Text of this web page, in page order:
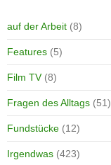
auf der Arbeit (8)
Features (5)
Film TV(8)
Fragen des Alltags (51)
Fundstücke (12)
Irgendwas (423)